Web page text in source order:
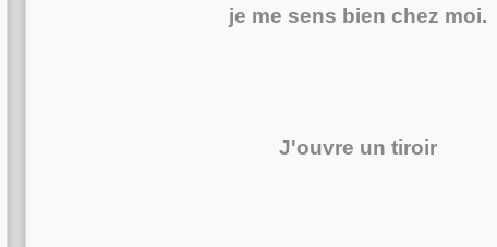
je me sens bien chez moi.
J'ouvre un tiroir